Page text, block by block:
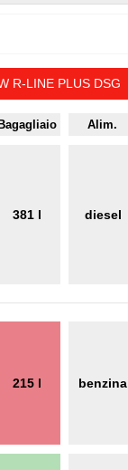
R-LINE PLUS DSG
Bagagliaio Alim.
381 l diesel
215 l benzina